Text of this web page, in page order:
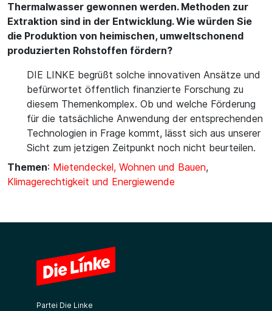
Thermalwasser gewonnen werden. Methoden zur
Extraktion sind in der Entwicklung. Wie würden Sie
die Produktion von heimischen, umweltschonend
produzierten Rohstoffen fördern?
DIE LINKE begrüßt solche innovativen Ansätze und
befürwortet öffentlich finanzierte Forschung zu
diesem Themenkomplex. Ob und welche Förderung
für die tatsächliche Anwendung der entsprechenden
Technologien in Frage kommt, lässt sich aus unserer
Sicht zum jetzigen Zeitpunkt noch nicht beurteilen.
Themen: Mietendeckel, Wohnen und Bauen,
Klimagerechtigkeit und Energiewende
Partei Die Linke